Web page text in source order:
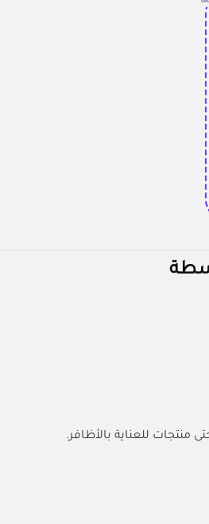
منتجات للعناية بالأظافر.